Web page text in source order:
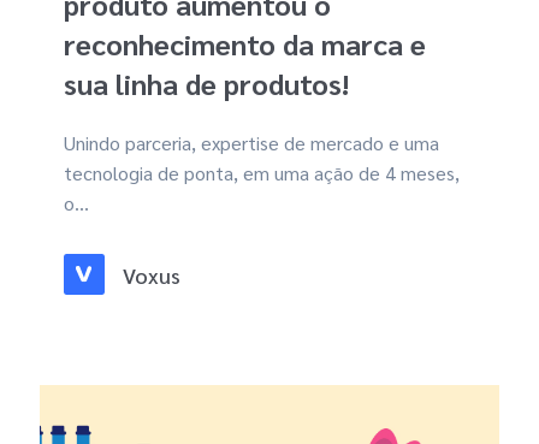
reconhecimento da marca e
sua linha de produtos!
Unindo parceria, expertise de mercado e uma
tecnologia de ponta, em uma ação de 4 meses,
o...
Voxus